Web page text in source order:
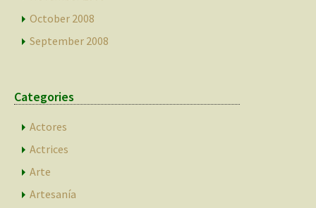
October 2008
September 2008
Categories
Actores
Actrices
Arte
Artesanía